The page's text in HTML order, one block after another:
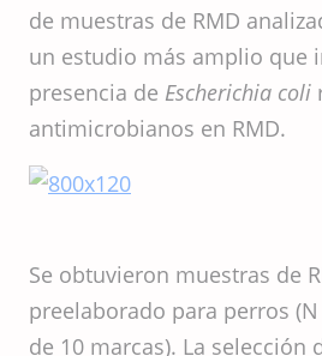
de muestras de RMD
un estudio más amplio que
presencia de Escherichia coli
antimicrobianos en RMD.
Se obtuvieron muestras de
preelaborado para perros
de 10 marcas). La selección